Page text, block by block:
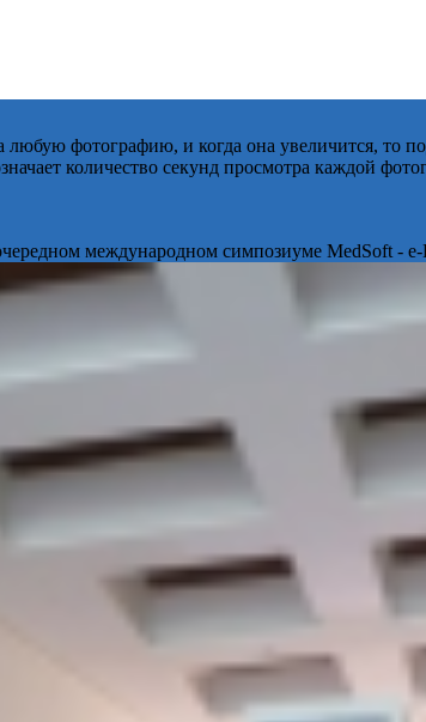
фотографию, и когда она увеличится, то
количество секунд просмотра каждой
международном симпозиуме MedSoft -